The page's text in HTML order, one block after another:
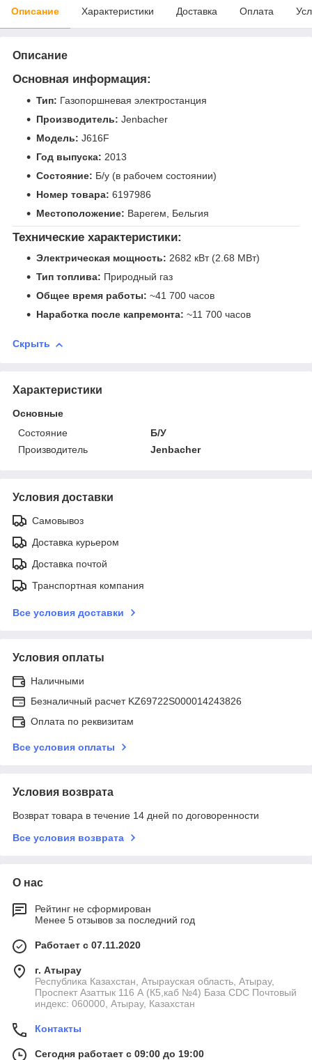
Описание Характеристики Доставка Оплата
Описание
Основная информация:
Тип: Газопоршневая электростанция
Производитель: Jenbacher
Модель: J616F
Год выпуска: 2013
Состояние: Б/у (в рабочем состоянии)
Номер товара: 6197986
Местоположение: Варегем, Бельгия
Технические характеристики:
Электрическая мощность: 2682 кВт (2.68 МВт)
Тип топлива: Природный газ
Общее время работы: ~41 700 часов
Наработка после капремонта: ~11 700 часов
Скрыть
Характеристики
Основные
Состояние
Б/У
Производитель
Jenbacher
Условия доставки
Самовывоз
Доставка курьером
Доставка почтой
Транспортная компания
Все условия доставки
Условия оплаты
Наличными
Безналичный расчет KZ69722S000014243826
Оплата по реквизитам
Все условия оплаты
Условия возврата
Возврат товара в течение 14 дней по договоренности
Все условия возврата
О нас
Рейтинг не сформирован
Менее 5 отзывов за последний год
Работает с 07.11.2020
г. Атырау
Республика Казахстан, Атырауская область, Атырау,
Проспект Азаттык 116 А (К5,каб №4) База CDC Почтовый
индекс: 060000, Атырау, Казахстан
Контакты
Сегодня работает с 09:00 до 19:00